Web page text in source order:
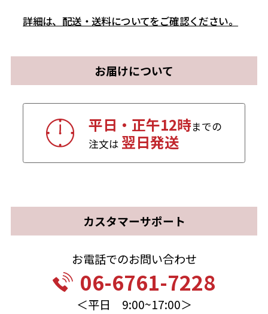
詳細は、配送・送料についてをご確認ください。
お届けについて
平日・正午12時までの
注文は 翌日発送
カスタマーサポート
お電話でのお問い合わせ
06-6761-7228
＜平日 9:00~17:00＞